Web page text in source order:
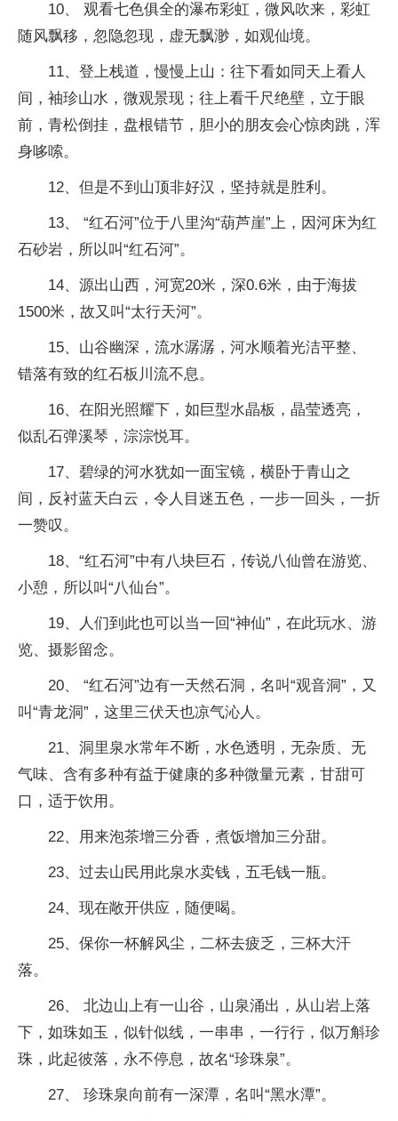
10、 观看七色俱全的瀑布彩虹，微风吹来，彩虹
随风飘移，忽隐忽现，虚无飘渺，如观仙境。
11、登上栈道，慢慢上山：往下看如同天上看人
间，袖珍山水，微观景现；往上看千尺绝壁，立于眼
前，青松倒挂，盘根错节，胆小的朋友会心惊肉跳，浑
身哆嗦。
12、但是不到山顶非好汉，坚持就是胜利。
13、 “红石河”位于八里沟“葫芦崖”上，因河床为红
石砂岩，所以叫“红石河”。
14、源出山西，河宽20米，深0.6米，由于海拔
1500米，故又叫“太行天河”。
15、山谷幽深，流水潺潺，河水顺着光洁平整、
错落有致的红石板川流不息。
16、在阳光照耀下，如巨型水晶板，晶莹透亮，
似乱石弹溪琴，淙淙悦耳。
17、碧绿的河水犹如一面宝镜，横卧于青山之
间，反衬蓝天白云，令人目迷五色，一步一回头，一折
一赞叹。
18、“红石河”中有八块巨石，传说八仙曾在游览、
小憩，所以叫“八仙台”。
19、人们到此也可以当一回“神仙”，在此玩水、游
览、摄影留念。
20、 “红石河”边有一天然石洞，名叫“观音洞”，又
叫“青龙洞”，这里三伏天也凉气沁人。
21、洞里泉水常年不断，水色透明，无杂质、无
气味、含有多种有益于健康的多种微量元素，甘甜可
口，适于饮用。
22、用来泡茶增三分香，煮饭增加三分甜。
23、过去山民用此泉水卖钱，五毛钱一瓶。
24、现在敞开供应，随便喝。
25、保你一杯解风尘，二杯去疲乏，三杯大汗
落。
26、 北边山上有一山谷，山泉涌出，从山岩上落
下，如珠如玉，似针似线，一串串，一行行，似万斛珍
珠，此起彼落，永不停息，故名“珍珠泉”。
27、 珍珠泉向前有一深潭，名叫“黑水潭”。